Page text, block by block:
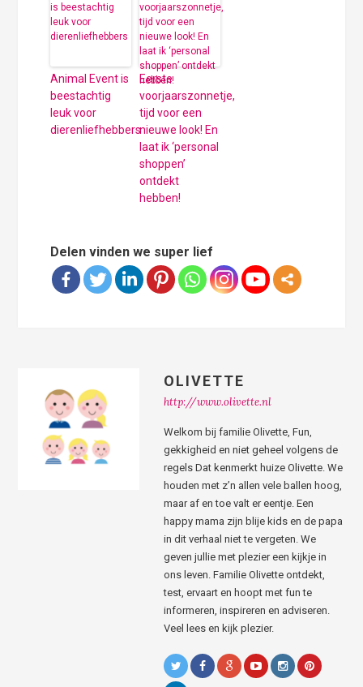
Animal Event is
beestachtig
leuk voor
dierenliefhebbers
Eerste
voorjaarszonnetje,
tijd voor een
nieuwe look! En
laat ik ‘personal
shoppen’
ontdekt
hebben!
Delen vinden we super lief
OLIVETTE
http://www.olivette.nl
Welkom bij familie Olivette, Fun,
gekkigheid en niet geheel volgens de
regels Dat kenmerkt huize Olivette. We
houden met z’n allen vele ballen hoog,
maar af en toe valt er eentje. Een
happy mama zijn blije kids en de papa
in dit verhaal niet te vergeten. We
geven jullie met plezier een kijkje in
ons leven. Familie Olivette ontdekt,
test, ervaart en hoopt met fun te
informeren, inspireren en adviseren.
Veel lees en kijk plezier.